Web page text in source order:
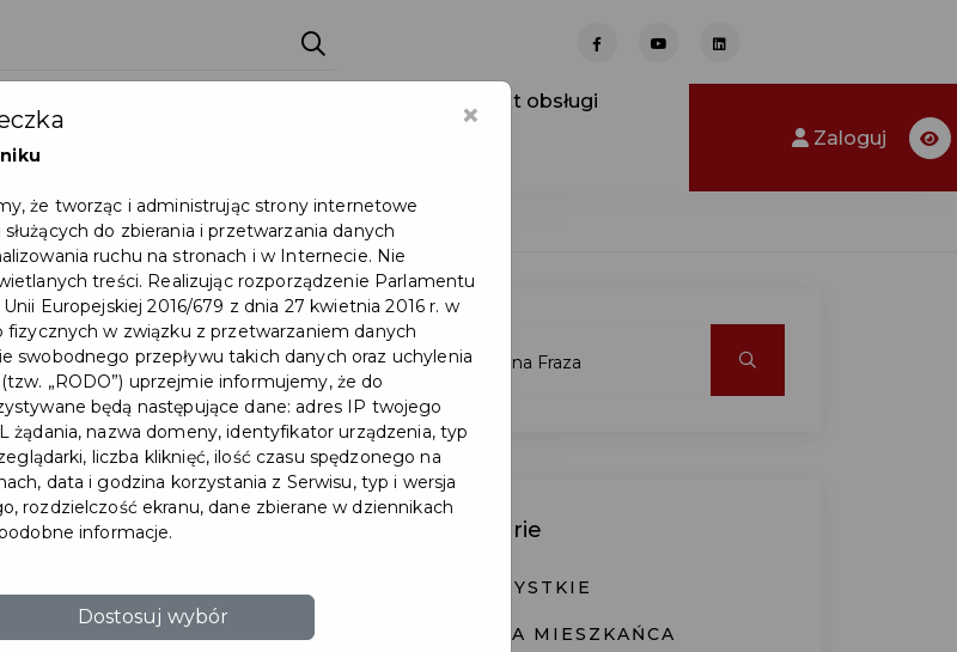
Punkt obsługi
Zaloguj
wobec wyzwań
- ankieta dla
Pruszcza
bierze udział w
badaniu naukowym
Kategorie
WSZYSTKIE
KARTA MIESZKAŃCA
×
że tworząc i administrując strony internetowe
do zbierania i przetwarzania danych
ruchu na stronach i w Internecie. Nie
treści. Realizując rozporządzenie Parlamentu
Europejskiej 2016/679 z dnia 27 kwietnia 2016 r. w
fizycznych w związku z przetwarzaniem danych
swobodnego przepływu takich danych oraz uchylenia
„RODO”) uprzejmie informujemy, że do
będą następujące dane: adres IP twojego
żądania, nazwa domeny, identyfikator urządzenia, typ
liczba kliknięć, ilość czasu spędzonego na
data i godzina korzystania z Serwisu, typ i wersja
rozdzielczość ekranu, dane zbierane w dziennikach
informacje.
Dostosuj wybór